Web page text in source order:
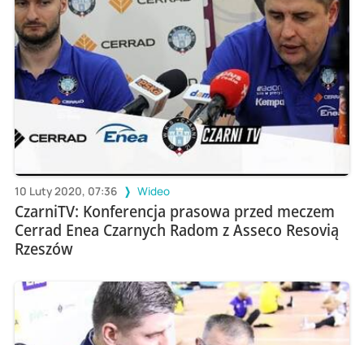
10 Luty 2020, 07:36 Wideo
CzarniTV: Konferencja prasowa przed meczem
Cerrad Enea Czarnych Radom z Asseco Resovią
Rzeszów